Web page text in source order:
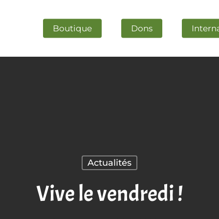
Boutique Dons
Actualités
Vive le vendredi !